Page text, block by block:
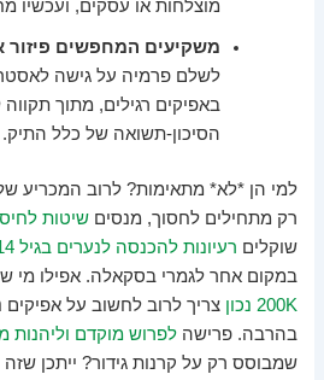
מוצלחות או עסקים, ועכשיו
משקיעים המחפשים פיזור
לשלם פרמיה על גישה
באפיקים רגילים, מתוך
הסיכון-תשואה של כלל התיק.
למי הן *לא* מתאימות? לרוב המכריע
רק מתחילים לחסוך, מנסיםשיטות
שוקלים רעיונות להכנסה לנערים בגיל 14
במקום אחר לגמרי בסקאלה. אפילו מי
200K נכון
צריך לרוב לחשוב על אפיקים
בהרבה. פרישהלפרוש מוקדם וליהנות
שמבוסס רק על קרנות גידור? ייתכן